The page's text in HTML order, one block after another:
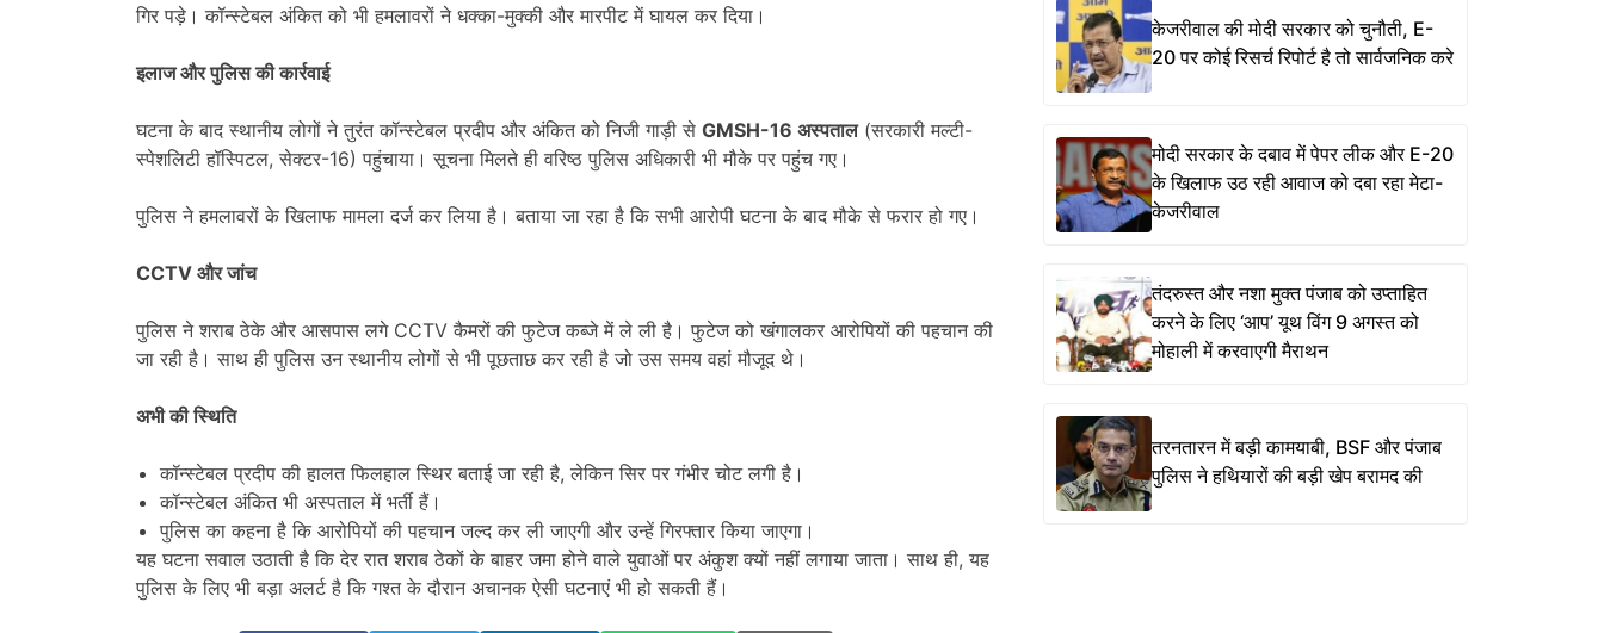
गिर पड़े। कॉन्स्टेबल अंकित को भी हमलावरों ने धक्का-मुक्की और मारपीट में घायल कर दिया।
इलाज और पुलिस की कार्रवाई
घटना के बाद स्थानीय लोगों ने तुरंत कॉन्स्टेबल प्रदीप और अंकित को निजी गाड़ी से GMSH-16 अस्पताल(सरकारी मल्टी-
स्पेशलिटी हॉस्पिटल, सेक्टर-16) पहुंचाया। सूचना मिलते ही वरिष्ठ पुलिस अधिकारी भी मौके पर पहुंच गए।
पुलिस ने हमलावरों के खिलाफ मामला दर्ज कर लिया है। बताया जा रहा है कि सभी आरोपी घटना के बाद मौके से फरार हो गए।
CCTV और जांच
पुलिस ने शराब ठेके और आसपास लगे CCTV कैमरों की फुटेज कब्जे में ले ली है। फुटेज को खंगालकर आरोपियों की पहचान की
जा रही है। साथ ही पुलिस उन स्थानीय लोगों से भी पूछताछ कर रही है जो उस समय वहां मौजूद थे।
अभी की स्थिति
कॉन्स्टेबल प्रदीप की हालत फिलहाल स्थिर बताई जा रही है, लेकिन सिर पर गंभीर चोट लगी है।
कॉन्स्टेबल अंकित भी अस्पताल में भर्ती हैं।
पुलिस का कहना है कि आरोपियों की पहचान जल्द कर ली जाएगी और उन्हें गिरफ्तार किया जाएगा।
यह घटना सवाल उठाती है कि देर रात शराब ठेकों के बाहर जमा होने वाले युवाओं पर अंकुश क्यों नहीं लगाया जाता। साथ ही, यह
पुलिस के लिए भी बड़ा अलर्ट है कि गश्त के दौरान अचानक ऐसी घटनाएं भी हो सकती हैं।
केजरीवाल की मोदी सरकार को चुनौती, E-
20 पर कोई रिसर्च रिपोर्ट है तो सार्वजनिक करे
मोदी सरकार के दबाव में पेपर लीक और E-20
के खिलाफ उठ रही आवाज को दबा रहा मेटा-
केजरीवाल
तंदरुस्त और नशा मुक्त पंजाब को उप्ताहित
करने के लिए ‘आप’ यूथ विंग 9 अगस्त को
मोहाली में करवाएगी मैराथन
तरनतारन में बड़ी कामयाबी, BSF और पंजाब
पुलिस ने हथियारों की बड़ी खेप बरामद की